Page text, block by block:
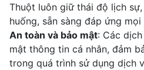
Thuột luôn giữ thái độ lịch
huống, sẵn sàng đáp ứng
An toàn và bảo mật: Các
mật thông tin cá nhân, đảm
trong quá trình sử dụng dịch